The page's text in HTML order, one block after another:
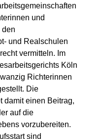
und
den
und Realschulen
vermitteln. Im
Köln
Richterinnen
Die
damit einen Beitrag,
auf die
vorzubereiten.
sind